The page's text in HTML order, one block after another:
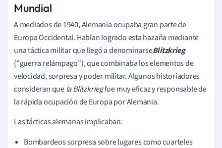
Mundial
A mediados de 1940, Alemania ocupaba gran parte de
Europa Occidental. Habían logrado esta hazaña mediante
una táctica militar que llegó a denominarseBlitzkrieg
("guerra relámpago"), que combinaba los elementos de
velocidad, sorpresa y poder militar. Algunos historiadores
consideran quela Blitzkriegfue muy eficaz y responsable de
la rápida ocupación de Europa por Alemania.
Las tácticas alemanas implicaban:
Bombardeos sorpresa sobre lugares como cuarteles